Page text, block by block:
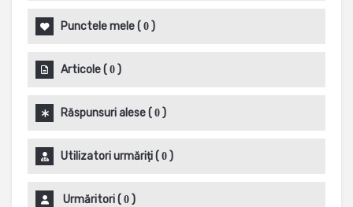
Punctele mele( 0 )
Articole( 0 )
Răspunsuri alese( 0 )
Utilizatori urmăriți( 0 )
Urmăritori( 0 )